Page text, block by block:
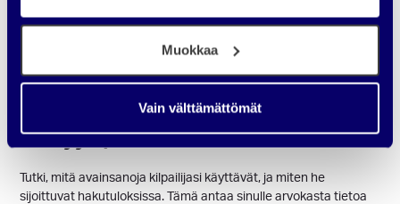
Muokkaa
Vain välttämättömät
Tarjoa siis yleisiä hakuja tekeville vain erilaista, lisäarvoa
tuottavaa sisältöä ja pyri sitä kautta tunnistamaan heitä jo
ostopolun aiemmissa vaiheissa, jotta voit kuljettaa heitä
eteenpäin.
Tarkastele kilpailua (kilpailija-
analyysi)
Tutki, mitä avainsanoja kilpailijasi käyttävät, ja miten he
sijoittuvat hakutuloksissa. Tämä antaa sinulle arvokasta tietoa